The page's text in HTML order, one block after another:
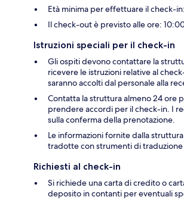
Età minima per effettuare il check-
Il check-out è previsto alle ore:
Istruzioni speciali per il check-in
Gli ospiti devono contattare la
ricevere le istruzioni relative al
saranno accolti dal personale alla
Contatta la struttura almeno 24 ore
prendere accordi per il check-in. I
sulla conferma della prenotazione.
Le informazioni fornite dalla
tradotte con strumenti di traduzione
Richiesti al check-in
Si richiede una carta di credito o
deposito in contanti per eventuali